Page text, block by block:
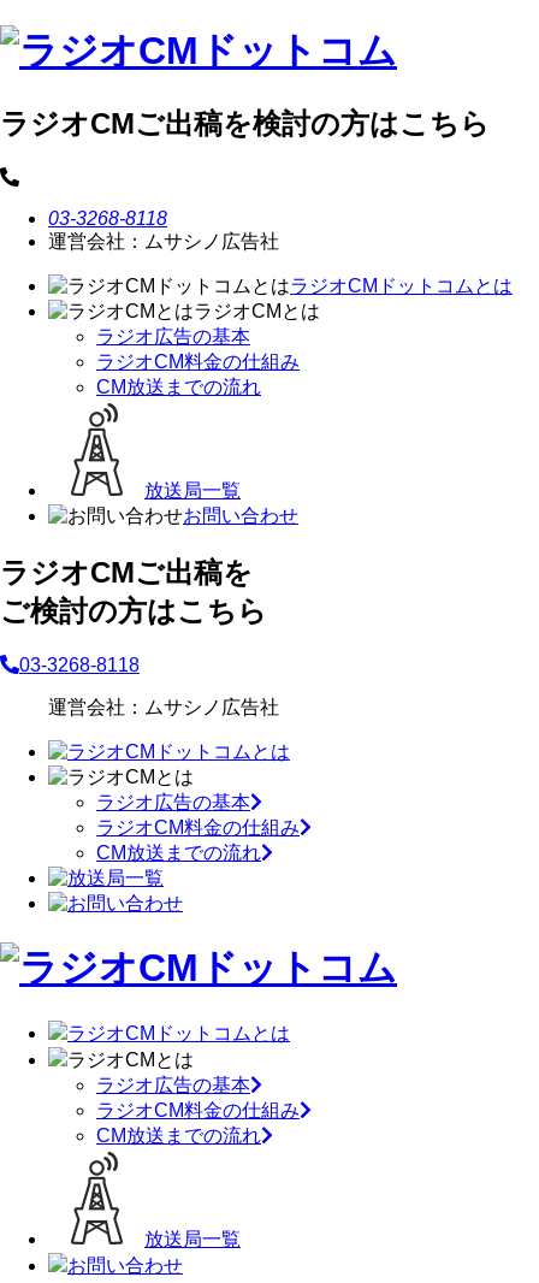
ラジオCMご出稿を検討の方はこちら
03-3268-8118
運営会社：ムサシノ広告社
ラジオCMドットコムとは
ラジオCMとは
ラジオ広告の基本
ラジオCM料金の仕組み
CM放送までの流れ
放送局一覧
お問い合わせ
ラジオCMご出稿を
ご検討の方はこちら
03-3268-8118
運営会社：ムサシノ広告社
ラジオ広告の基本
ラジオCM料金の仕組み
CM放送までの流れ
ラジオCMドットコムとは
ラジオCMとは
ラジオ広告の基本
ラジオCM料金の仕組み
CM放送までの流れ
放送局一覧
お問い合わせ